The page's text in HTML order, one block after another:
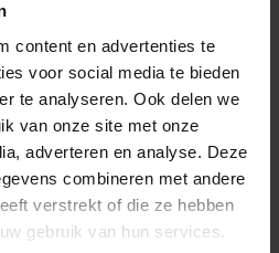
content en advertenties te
voor social media te bieden
te analyseren. Ook delen we
van onze site met onze
adverteren en analyse. Deze
combineren met andere
verstrekt of die ze hebben
gebruik van hun services.
shades
cette tendance ? Avec ces
une ode auxsabots
vraiment différent aux
. C'est la chaussure
sur TikTok.
now officially Tikthonized!